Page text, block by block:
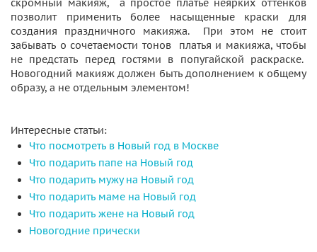
скромный макияж, а простое платье неярких оттенков
позволит применить более насыщенные краски для
создания праздничного макияжа. При этом не стоит
забывать о сочетаемости тонов платья и макияжа, чтобы
не предстать перед гостями в попугайской раскраске.
Новогодний макияж должен быть дополнением к общему
образу, а не отдельным элементом!
Интересные статьи:
Что посмотреть в Новый год в Москве
Что подарить папе на Новый год
Что подарить мужу на Новый год
Что подарить маме на Новый год
Что подарить жене на Новый год
Новогодние прически